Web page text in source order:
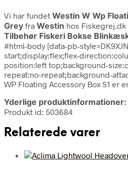
Vi har fundet Westin W Wp
Grey fra Westin hos
Tilbehør Fiskeri Bokse
#html-body [data-pb-
start;display:flex;flex-
position:left top;background-
repeat:no-repeat;background-
WP Floating Accessory Box S1 er
Yderlige produktinformationer:
Produkt id: 503684
Relaterede varer